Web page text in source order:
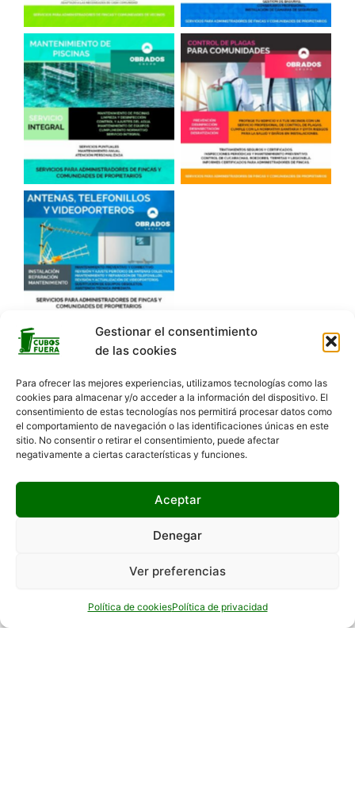
Gestionar el consentimiento
de las cookies
Para ofrecer las mejores experiencias, utilizamos tecnologías como las
cookies para almacenar y/o acceder a la información del dispositivo. El
consentimiento de estas tecnologías nos permitirá procesar datos como
el comportamiento de navegación o las identificaciones únicas en este
sitio. No consentir o retirar el consentimiento, puede afectar
negativamente a ciertas características y funciones.
Aceptar
Denegar
Ver preferencias
Política de cookiesPolítica de privacidad
Hola 👋, bienvenido a
¿Podemos ayudarte?